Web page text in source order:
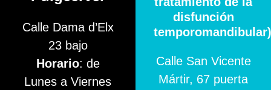
Calle Dama d’Elx
23 bajo
Horario: de
Lunes a Viernes
disfunción
temporomandibular)
Calle San Vicente
Mártir, 67 puerta